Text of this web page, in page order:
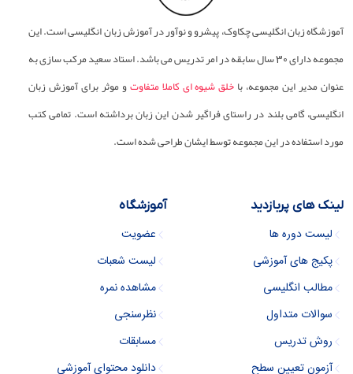
آموزشگاه زبان انگلیسی چکاوک، پیشرو و نوآور در آموزش زبان انگلیسی است. این
مجموعه دارای 30 سال سابقه در امر تدریس می باشد. استاد سعید مرکب سازی به
عنوان مدیر این مجموعه، باخلق شیوه ای کاملا متفاوتو موثر برای آموزش زبان
انگلیسی، گامی بلند در راستای فراگیر شدن این زبان برداشته است. تمامی کتب
مورد استفاده در این مجموعه توسط ایشان طراحی شده است.
لینک های پربازدید
لیست دوره ها
پکیج های آموزشی
مطالب انگلیسی
سوالات متداول
روش تدریس
آزمون تعیین سطح
آموزشگاه
عضویت
لیست شعبات
مشاهده نمره
نظرسنجی
مسابقات
دانلود محتوای آموزشی